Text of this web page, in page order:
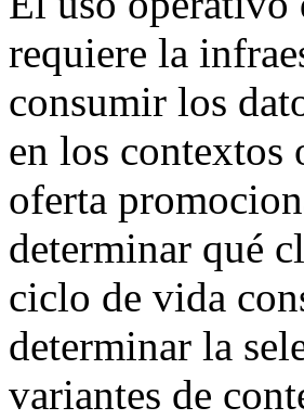
requiere la
consumir los
en los contextos
oferta
determinar qué
ciclo de vida
determinar la
variantes de